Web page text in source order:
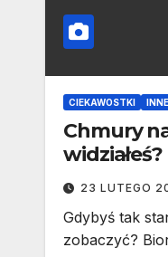
CIEKAWOSTKI INNE
Chmury
widziałeś?
23 LUTEGO
Gdybyś tak
zobaczyć?